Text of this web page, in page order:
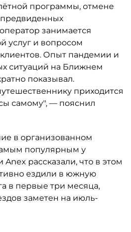
программы, отмене
занимается
услуг и вопросом
Опыт пандемии и
ситуаций на Ближнем
показывал.
приходится
самому", — пояснил
в организованном
популярным у
рассказали, что в этом
ездили в южную
в первые три месяца,
заметен на июль-